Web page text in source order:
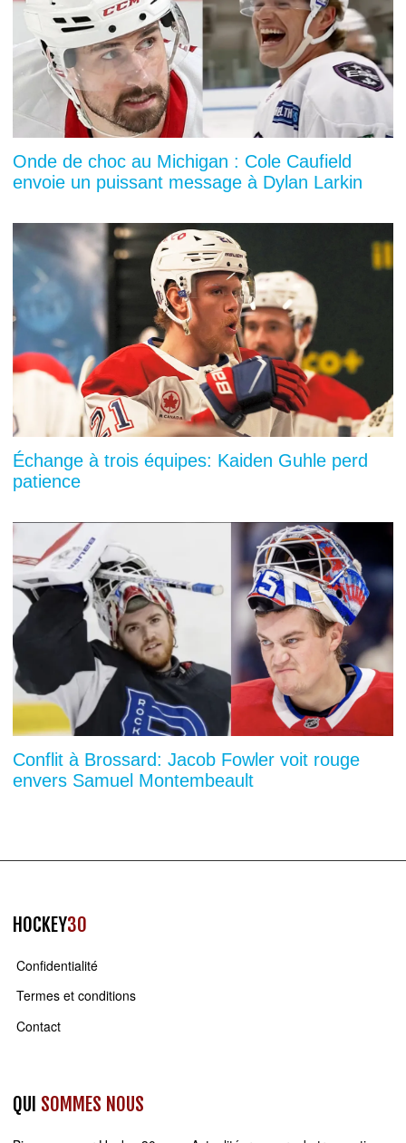
Onde de choc au Michigan : Cole Caufield
envoie un puissant message à Dylan Larkin
Échange à trois équipes: Kaiden Guhle perd
patience
Conflit à Brossard: Jacob Fowler voit rouge
envers Samuel Montembeault
HOCKEY30
Confidentialité
Termes et conditions
Contact
QUI SOMMES NOUS